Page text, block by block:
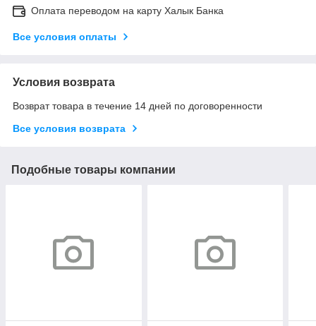
Оплата переводом на карту Халык Банка
Все условия оплаты
Условия возврата
Возврат товара в течение 14 дней по договоренности
Все условия возврата
Подобные товары компании